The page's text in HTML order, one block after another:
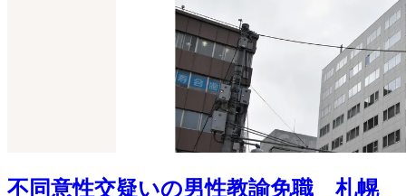
不同意性交疑いの男性教諭免職 札幌